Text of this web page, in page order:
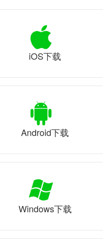
iOS下载
Android下载
Windows下载